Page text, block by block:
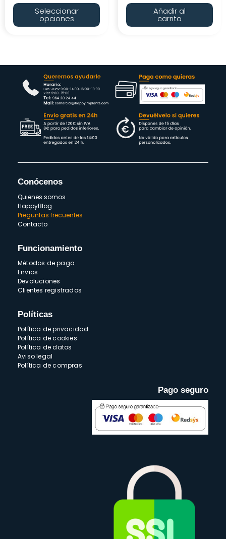
Seleccionar
opciones
Añadir al
carrito
Conócenos
Quienes somos
HappyBlog
Preguntas frecuentes
Contacto
Funcionamiento
Métodos de pago
Envios
Devoluciones
Clientes registrados
Políticas
Política de privacidad
Política de cookies
Política de datos
Aviso legal
Política de compras
Pago seguro